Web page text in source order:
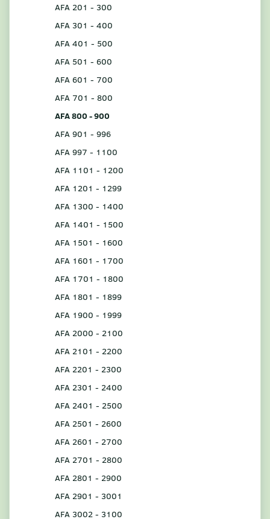
AFA 201 - 300
AFA 301 - 400
AFA 401 - 500
AFA 501 - 600
AFA 601 - 700
AFA 701 - 800
AFA 800 - 900
AFA 901 - 996
AFA 997 - 1100
AFA 1101 - 1200
AFA 1201 - 1299
AFA 1300 - 1400
AFA 1401 - 1500
AFA 1501 - 1600
AFA 1601 - 1700
AFA 1701 - 1800
AFA 1801 - 1899
AFA 1900 - 1999
AFA 2000 - 2100
AFA 2101 - 2200
AFA 2201 - 2300
AFA 2301 - 2400
AFA 2401 - 2500
AFA 2501 - 2600
AFA 2601 - 2700
AFA 2701 - 2800
AFA 2801 - 2900
AFA 2901 - 3001
AFA 3002 - 3100